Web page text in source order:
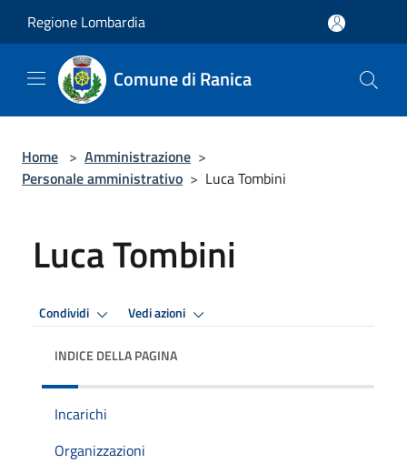
Regione Lombardia
Comune di Ranica
Home > Amministrazione >
Personale amministrativo > Luca Tombini
Luca Tombini
Condividi Vedi azioni
INDICE DELLA PAGINA
Incarichi
Organizzazioni